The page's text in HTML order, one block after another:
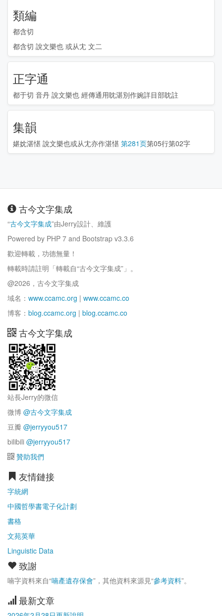
類編
都含切
都含切 說文樂也 或从冘 文二
正字通
都于切 音丹 說文樂也 經傳通用眈湛別作婉詳目部眈註
集韻
媅妉湛愖 說文樂也或从冘亦作湛愖 第281页第05行第02字
古今文字集成
“古今文字集成”由Jerry設計、維護
Powered by PHP 7 and Bootstrap v3.3.6
歡迎轉載，功德無量！
轉載時請註明「轉載自“古今文字集成”」。
@2026，古今文字集成
域名： www.ccamc.org | www.ccamc.co
博客： blog.ccamc.org | blog.ccamc.co
古今文字集成
站長Jerry的微信
微博 @古今文字集成
豆瓣 @jerryyou517
bilibili @jerryyou517
贊助我們
友情鏈接
字統網
中國哲學書電子化計劃
書格
文苑英華
Linguistic Data
致謝
喃字資料來自“喃產遺存保會”，其他資料來源見“參考資料”。
最新文章